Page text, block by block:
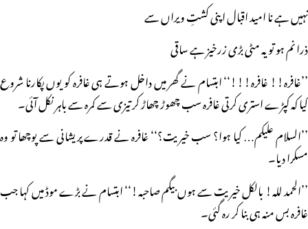
نہیں ہے نا امید اقبال اپنی کشتِ ویراں سے
ذرا نم ہو تو یہ مٹی بڑی زرخیز ہے ساقی
’’غافرہ!! غافرہ!!!‘‘ ابتسام نے گھر میں داخل ہوتے ہی غافرہ کو یوں پکارنا شروع
کیا کہ کپڑے استری کرتی غافرہ سب چھوڑ چھاڑ کر تیزی سے کمرہ سے باہر نکل آئی۔
’’السلام علیکم… کیا ہوا؟ سب خیریت؟‘‘ غافرہ نے قدرے پریشانی سے پوچھا تو وہ
مسکرا دیا۔
’’الحمد للہ! بالکل خیریت سے ہوں بیگم صاحبہ!‘‘ ابتسام نے بڑے موڈ میں کہا جب
غافرہ بس منہ ہی بنا کر رہ گئی۔